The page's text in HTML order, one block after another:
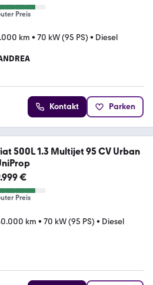
Preis
km • 70 kW (95 PS) • Diesel
Kontakt Parken
500L 1.3 Multijet 95 CV Urban
€
Preis
km • 70 kW (95 PS) • Diesel